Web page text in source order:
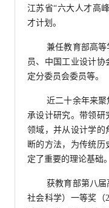
江苏省“六大人才高
才计划。
兼任教育部高
员、中国工业设计协
定分委员会委员等。
近二十余年来
承设计研究。带领研
领域，并从设计学的
断的方法，为传统
定了重要的理论基础。
获教育部第八
社会科学）一等奖（